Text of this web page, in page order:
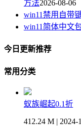
方法2026-08-06
win11禁用自带
win11简体中文
今日更新推荐
常用分类
蚁族崛起0.1折
412.24 M | 2024-